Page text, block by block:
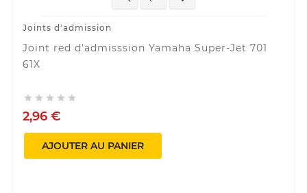
Joints d'admission
Joint red d'admisssion Yamaha Super-Jet 701
61X
    
2,96 €
AJOUTER AU PANIER